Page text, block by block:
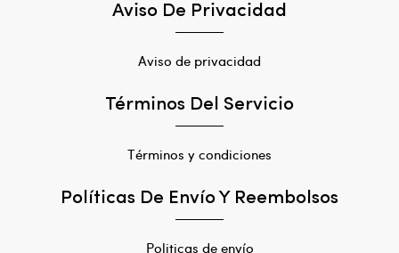
Aviso De Privacidad
Aviso de privacidad
Términos Del Servicio
Términos y condiciones
Políticas De Envío Y Reembolsos
Politicas de envío